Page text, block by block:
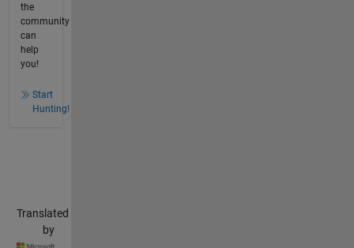
the
community
can
help
you!
Start
Hunting!
Translated
by